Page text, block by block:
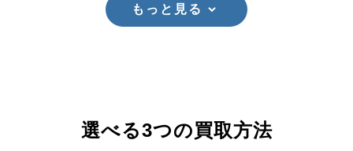
もっと見る
選べる3つの買取方法